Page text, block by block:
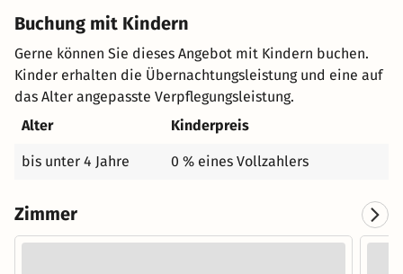
Buchung mit Kindern
Gerne können Sie dieses Angebot mit Kindern buchen.
Kinder erhalten die Übernachtungsleistung und eine auf
das Alter angepasste Verpflegungsleistung.
Alter
Kinderpreis
bis unter 4 Jahre 0 % eines Vollzahlers
Zimmer